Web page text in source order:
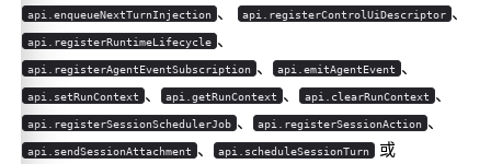
api.enqueueNextTurnInjection 、 api.registerControlUiDescriptor 、
api.registerRuntimeLifecycle 、
api.registerAgentEventSubscription 、 api.emitAgentEvent 、
api.setRunContext 、 api.getRunContext 、 api.clearRunContext 、
api.registerSessionSchedulerJob 、 api.registerSessionAction 、
api.sendSessionAttachment 、 api.scheduleSessionTurn 或